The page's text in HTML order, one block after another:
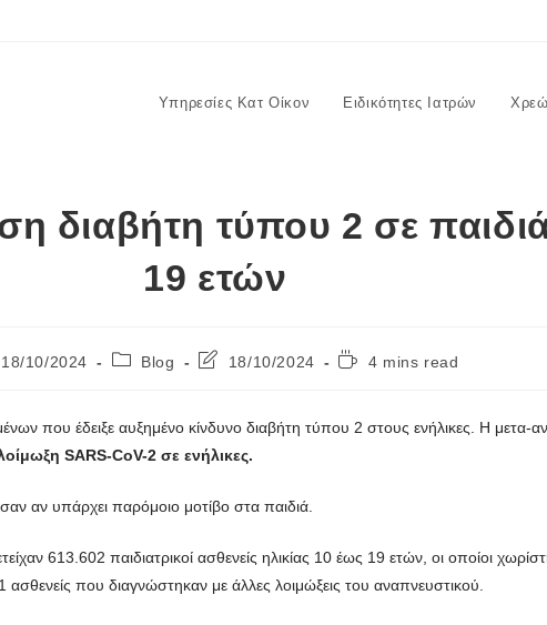
Υπηρεσίες Κατ Οίκον Ειδικότητες Ιατρών
διαβήτη τύπου 2 σε
19 ετών
18/10/2024 Blog 18/10/2024 4 mins read
που έδειξε αυξημένο κίνδυνο διαβήτη τύπου 2 στους ενήλικες. Η
SARS-CoV-2 σε ενήλικες.
αν υπάρχει παρόμοιο μοτίβο στα παιδιά.
613.602 παιδιατρικοί ασθενείς ηλικίας 10 έως 19 ετών, οι οποίοι
που διαγνώστηκαν με άλλες λοιμώξεις του αναπνευστικού.